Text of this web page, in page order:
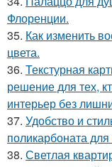
Флоренции.
35. Как изменить
цвета.
36. Текстурная
решение для тех,
интерьер без
37. Удобство и
поликарбоната
38. Светлая